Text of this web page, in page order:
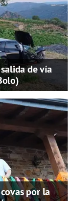
de vía
por la